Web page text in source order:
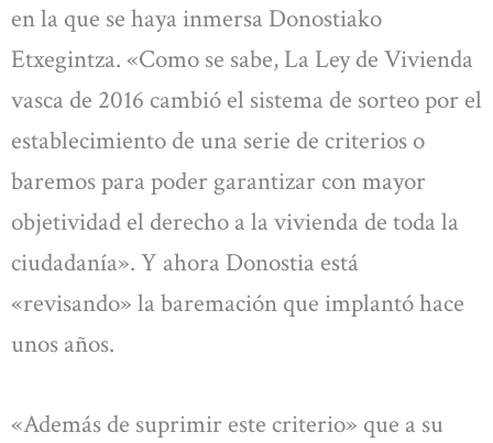
en la que se haya inmersa Donostiako
Etxegintza. «Como se sabe, La Ley de Vivienda
vasca de 2016 cambió el sistema de sorteo por el
establecimiento de una serie de criterios o
baremos para poder garantizar con mayor
objetividad el derecho a la vivienda de toda la
ciudadanía». Y ahora Donostia está
«revisando» la baremación que implantó hace
unos años.
«Además de suprimir este criterio» que a su